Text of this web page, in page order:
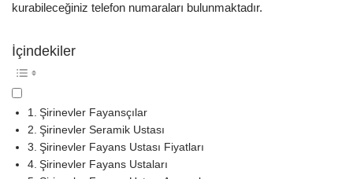
kurabileceğiniz telefon numaraları bulunmaktadır.
İçindekiler
Şirinevler Fayansçılar
Şirinevler Seramik Ustası
Şirinevler Fayans Ustası Fiyatları
Şirinevler Fayans Ustaları